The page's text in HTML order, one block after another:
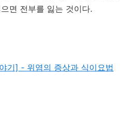
면 전부를 잃는 것이다.
기] - 위염의 증상과 식이요법